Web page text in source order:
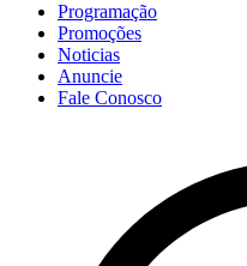
Programação
Promoções
Noticias
Anuncie
Fale Conosco